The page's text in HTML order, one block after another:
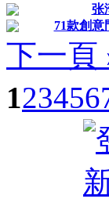
张
71款創意
下一頁
123456